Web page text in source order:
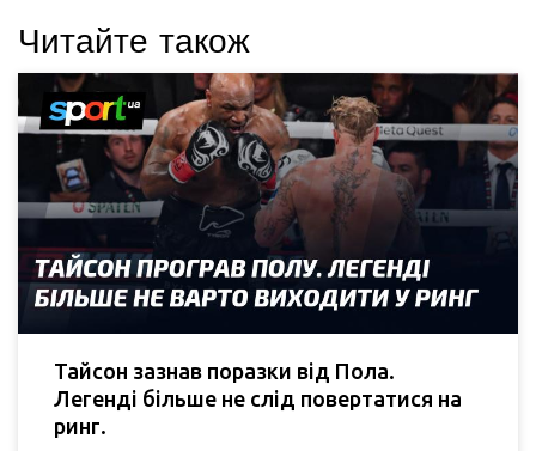
Читайте також
Тайсон зазнав поразки від Пола.
Легенді більше не слід повертатися на
ринг.